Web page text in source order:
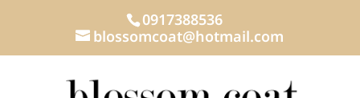
0917388536
blossomcoat@hotmail.com